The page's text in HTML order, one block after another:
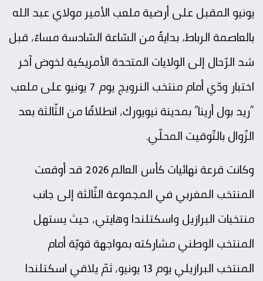
يونيو المقبل على أرضية ملعب الأمير مولاي عبد الله
بالعاصمة الرباط، بدايةً من السّاعة السّادسة مساءً، قبل
شد الرّحال إلى الولايات المتحدة الأمريكية لخوض آخر
اختبار ودّي أمام منتخب النرويج يوم 7 يونيو على ملعب
“ريد بول أرينا” بمدينة نيويورك، انطلاقًا من الثّالثة بعد
الزّوال بالتّوقيت المحلّي.
وكانت قرعة نهائيات كأس العالم 2026 قد أوقعت
المنتخب المغربي في المجموعة الثّالثة إلى جانب
منتخبات البرازيل واسكتلندا وهايتي، حيث يستهل
المنتخب الوطني مشاركته بمواجهة قويّة أمام
المنتخب البرازيلي يوم 13 يونيو، ثمّ يلاقي اسكتلندا